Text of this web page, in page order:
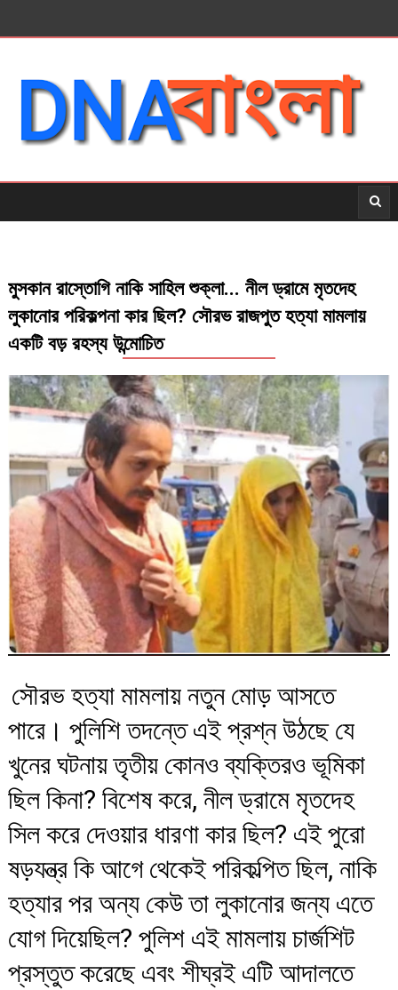
মুসকান রাস্তোগি নাকি সাহিল শুক্লা... নীল ড্রামে মৃতদেহ
লুকানোর পরিকল্পনা কার ছিল? সৌরভ রাজপুত হত্যা মামলায়
একটি বড় রহস্য উন্মোচিত
সৌরভ হত্যা মামলায় নতুন মোড় আসতে
পারে। পুলিশি তদন্তে এই প্রশ্ন উঠছে যে
খুনের ঘটনায় তৃতীয় কোনও ব্যক্তিরও ভূমিকা
ছিল কিনা? বিশেষ করে, নীল ড্রামে মৃতদেহ
সিল করে দেওয়ার ধারণা কার ছিল? এই পুরো
ষড়যন্ত্র কি আগে থেকেই পরিকল্পিত ছিল, নাকি
হত্যার পর অন্য কেউ তা লুকানোর জন্য এতে
যোগ দিয়েছিল? পুলিশ এই মামলায় চার্জশিট
প্রস্তুত করেছে এবং শীঘ্রই এটি আদালতে